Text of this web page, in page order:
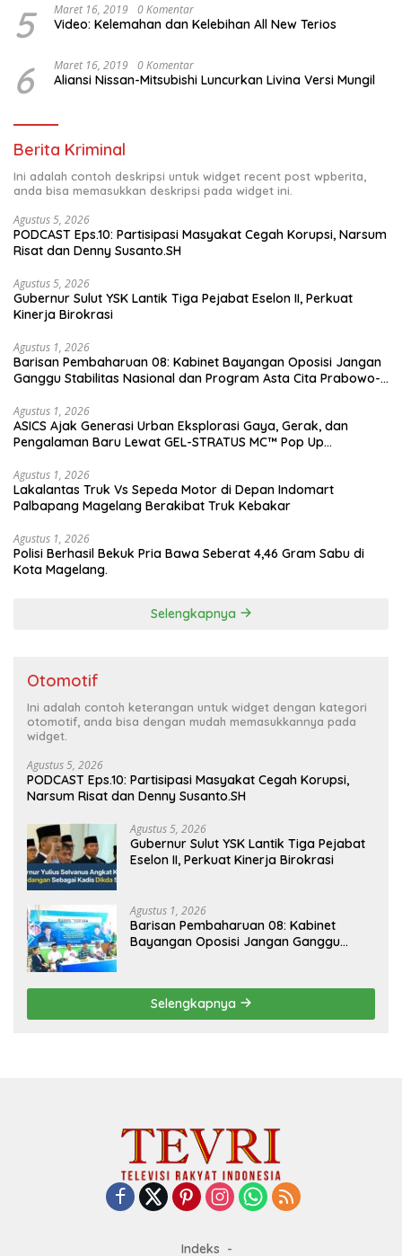
5 Maret 16, 2019 0 Komentar
Video: Kelemahan dan Kelebihan All New Terios
6 Maret 16, 2019 0 Komentar
Aliansi Nissan-Mitsubishi Luncurkan Livina Versi Mungil
Berita Kriminal
Ini adalah contoh deskripsi untuk widget recent post wpberita,
anda bisa memasukkan deskripsi pada widget ini.
Agustus 5, 2026
PODCAST Eps.10: Partisipasi Masyakat Cegah Korupsi, Narsum
Risat dan Denny Susanto.SH
Agustus 5, 2026
Gubernur Sulut YSK Lantik Tiga Pejabat Eselon II, Perkuat
Kinerja Birokrasi
Agustus 1, 2026
Barisan Pembaharuan 08: Kabinet Bayangan Oposisi Jangan
Ganggu Stabilitas Nasional dan Program Asta Cita Prabowo-
Agustus 1, 2026
ASICS Ajak Generasi Urban Eksplorasi Gaya, Gerak, dan
Pengalaman Baru Lewat GEL-STRATUS MC™ Pop Up
Agustus 1, 2026
Lakalantas Truk Vs Sepeda Motor di Depan Indomart
Palbapang Magelang Berakibat Truk Kebakar
Agustus 1, 2026
Polisi Berhasil Bekuk Pria Bawa Seberat 4,46 Gram Sabu di
Kota Magelang.
Selengkapnya
Otomotif
Ini adalah contoh keterangan untuk widget dengan kategori
otomotif, anda bisa dengan mudah memasukkannya pada
widget.
Agustus 5, 2026
PODCAST Eps.10: Partisipasi Masyakat Cegah Korupsi,
Narsum Risat dan Denny Susanto.SH
Agustus 5, 2026
Gubernur Sulut YSK Lantik Tiga Pejabat
Eselon II, Perkuat Kinerja Birokrasi
Agustus 1, 2026
Barisan Pembaharuan 08: Kabinet
Bayangan Oposisi Jangan Ganggu
Selengkapnya
Indeks